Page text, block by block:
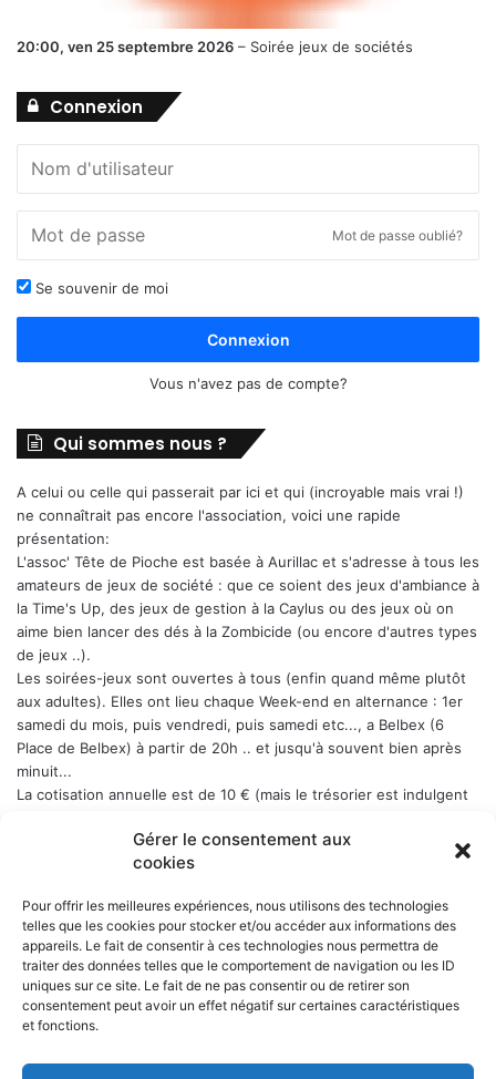
Gérer le consentement aux
cookies
Pour offrir les meilleures expériences, nous utilisons des technologies
telles que les cookies pour stocker et/ou accéder aux informations des
appareils. Le fait de consentir à ces technologies nous permettra de
traiter des données telles que le comportement de navigation ou les ID
uniques sur ce site. Le fait de ne pas consentir ou de retirer son
consentement peut avoir un effet négatif sur certaines caractéristiques
et fonctions.
20:00, ven 25 septembre 2026 – Soirée jeux de sociétés
Connexion
Mot de passe oublié?
Se souvenir de moi
Connexion
Vous n'avez pas de compte?
Qui sommes nous ?
A celui ou celle qui passerait par ici et qui (incroyable mais vrai !)
ne connaîtrait pas encore l'association, voici une rapide
présentation:
L'assoc' Tête de Pioche est basée à Aurillac et s'adresse à tous les
amateurs de jeux de société : que ce soient des jeux d'ambiance à
la Time's Up, des jeux de gestion à la Caylus ou des jeux où on
aime bien lancer des dés à la Zombicide (ou encore d'autres types
de jeux ..).
Les soirées-jeux sont ouvertes à tous (enfin quand même plutôt
aux adultes). Elles ont lieu chaque Week-end en alternance : 1er
samedi du mois, puis vendredi, puis samedi etc..., a Belbex (6
Place de Belbex) à partir de 20h .. et jusqu'à souvent bien après
minuit...
La cotisation annuelle est de 10 € (mais le trésorier est indulgent
cela vous dit, n'hésitez pas !
NOS PARTENAIRES
La ville d'Aurillac
La réponse ludique - 10 rue Victor Hugo, 15000 Aurillac